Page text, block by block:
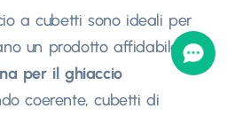
a cubetti sono ideali per
un prodotto affidabile
per il ghiaccio
coerente, cubetti di